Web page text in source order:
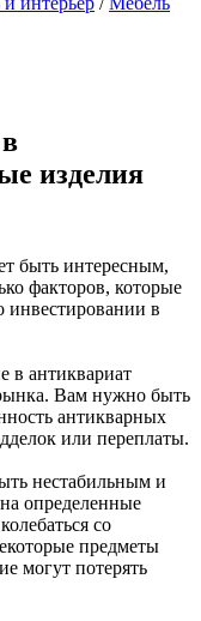
изделия
быть интересным,
факторов, которые
инвестировании в
в антиквариат
Вам нужно быть
антикварных
или переплаты.
нестабильным и
определенные
со
предметы
могут потерять